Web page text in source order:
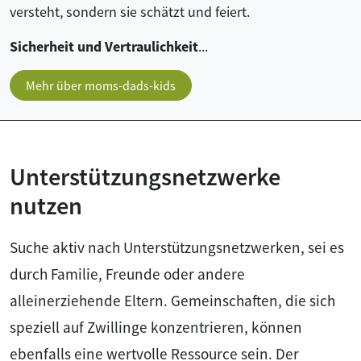
versteht, sondern sie schätzt und feiert.
Sicherheit und Vertraulichkeit...
Mehr über moms-dads-kids
Unterstützungsnetzwerke
nutzen
Suche aktiv nach Unterstützungsnetzwerken, sei es
durch Familie, Freunde oder andere
alleinerziehende Eltern. Gemeinschaften, die sich
speziell auf Zwillinge konzentrieren, können
ebenfalls eine wertvolle Ressource sein. Der